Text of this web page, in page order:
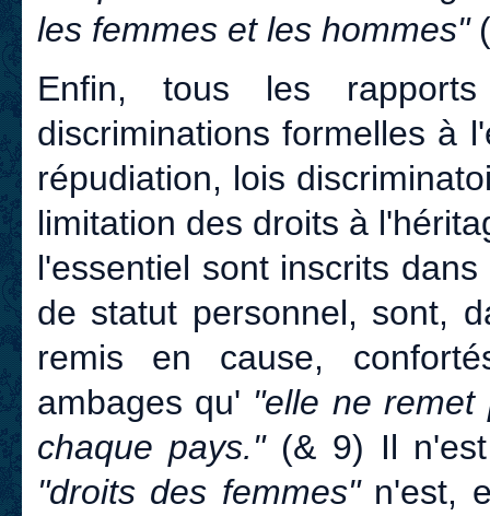
les femmes et les hommes"
Enfin, tous les
discriminations formelles à
répudiation, lois
limitation des droits à
l'essentiel sont inscrits
de statut personnel, sont,
remis en cause,
ambages qu' "elle ne
chaque pays." (& 9) Il
"droits des femmes" n'est,